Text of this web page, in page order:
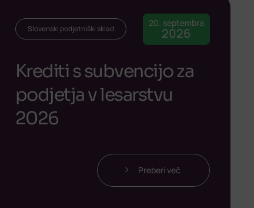
Slovenski podjetniški sklad
20. septembra
2026
Krediti s subvencijo za
podjetja v lesarstvu
2026
Preberi več